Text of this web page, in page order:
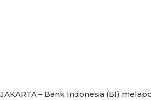
JAKARTA – Bank Indonesia (BI)